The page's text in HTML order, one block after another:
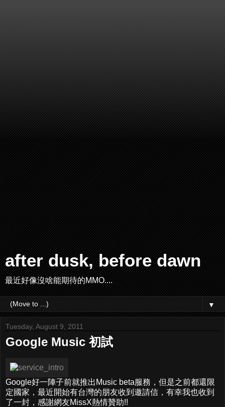
after dusk, before dawn
最近好像沒啥能期待的MMO....
▼
Tuesday, August 9, 2011
Google Music 初試
Google好一陣子前就推出Music beta服務，但是之前都還限
定國家，最近開始有台灣的朋友收到邀請信，有幸我也收到
了一封，感謝網友MissX熱情贊助!!